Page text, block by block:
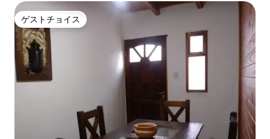
ゲストチョイス
ゲストチョイス